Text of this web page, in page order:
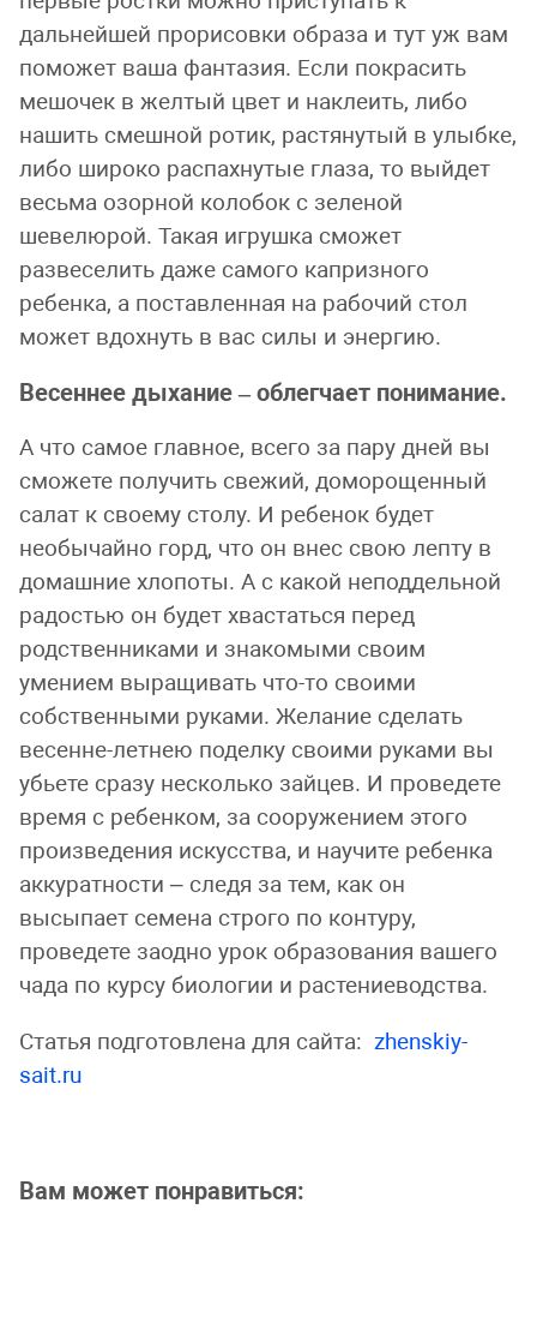
дальнейшей прорисовки образа и тут уж вам
поможет ваша фантазия. Если покрасить
мешочек в желтый цвет и наклеить, либо
нашить смешной ротик, растянутый в улыбке,
либо широко распахнутые глаза, то выйдет
весьма озорной колобок с зеленой
шевелюрой. Такая игрушка сможет
развеселить даже самого капризного
ребенка, а поставленная на рабочий стол
может вдохнуть в вас силы и энергию.
Весеннее дыхание – облегчает понимание.
А что самое главное, всего за пару дней вы
сможете получить свежий, доморощенный
салат к своему столу. И ребенок будет
необычайно горд, что он внес свою лепту в
домашние хлопоты. А с какой неподдельной
радостью он будет хвастаться перед
родственниками и знакомыми своим
умением выращивать что-то своими
собственными руками. Желание сделать
весенне-летнею поделку своими руками вы
убьете сразу несколько зайцев. И проведете
время с ребенком, за сооружением этого
произведения искусства, и научите ребенка
аккуратности – следя за тем, как он
высыпает семена строго по контуру,
проведете заодно урок образования вашего
чада по курсу биологии и растениеводства.
Статья подготовлена для сайта: zhenskiy-
sait.ru
Вам может понравиться: